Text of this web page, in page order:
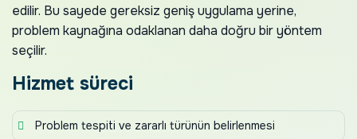
edilir. Bu sayede gereksiz geniş uygulama yerine,
problem kaynağına odaklanan daha doğru bir yöntem
seçilir.
Hizmet süreci
Problem tespiti ve zararlı türünün belirlenmesi